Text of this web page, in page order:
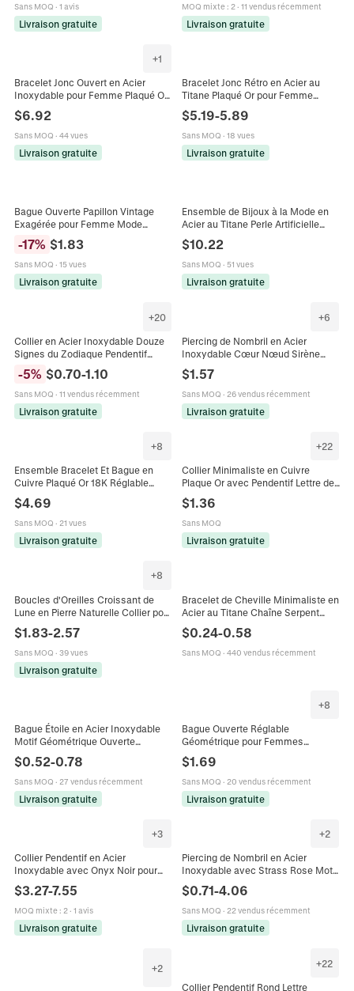
Sans MOQ · 1 avis
Livraison gratuite
MOQ mixte: 2· 11 vendus récemment
Livraison gratuite
+1
Bracelet Jonc Ouvert en Acier
Inoxydable pour Femme Plaqué Or
Cœur Zirconia Fleur de Rose
Gaufré Bijoux Romantiques
Cadeau
$6.92
Sans MOQ · 44 vues
Livraison gratuite
Bracelet Jonc Rétro en Acier au
Titane Plaqué Or pour Femme
Incrusté de Pierre Naturelle Agate
Rouge Turquoise Design
Géométrique Creux Bijoux
$5.19-5.89
Sans MOQ · 18 vues
Livraison gratuite
Bague Ouverte Papillon Vintage
Exagérée pour Femme Mode
Plaqué Or Cuivre Strass Coloré
Incrusté Bague Réglable
-17% $1.83
Sans MOQ · 15 vues
Livraison gratuite
Ensemble de Bijoux à la Mode en
Acier au Titane Perle Artificielle
Cœur Arbre de Vie Collier Bracelet
Boucles d'Oreilles Bague pour
Femme
$10.22
Sans MOQ · 51 vues
Livraison gratuite
+20
Collier en Acier Inoxydable Douze
Signes du Zodiaque Pendentif
Lettre Vieil Anglais Gothique pour
Hommes Femmes Bijoux
-5% $0.70-1.10
Sans MOQ · 11 vendus récemment
Livraison gratuite
+6
Piercing de Nombril en Acier
Inoxydable Cœur Nœud Sirène
Soleil Lune Étoile Strass Bijoux de
Corps pour Femmes
$1.57
Sans MOQ · 26 vendus récemment
Livraison gratuite
+8
Ensemble Bracelet Et Bague en
Cuivre Plaqué Or 18K Réglable
Avec Zirconia Cœur pour Femme
Ensemble de Bijoux de Mode
Strass
$4.69
Sans MOQ · 21 vues
Livraison gratuite
+22
Collier Minimaliste en Cuivre
Plaque Or avec Pendentif Lettre de
l'Alphabet pour Femmes et
Hommes Chaîne à Billes Tendance
Bijoux de Mode Cadeau
$1.36
Sans MOQ
Livraison gratuite
+8
Boucles d'Oreilles Croissant de
Lune en Pierre Naturelle Collier pour
Électroplaqué Bijoux
$1.83-2.57
Sans MOQ · 39 vues
Livraison gratuite
Bracelet de Cheville Minimaliste en
Acier au Titane Chaîne Serpent
Plate Épi de Blé Luxe Pendentif
Coeur
$0.24-0.58
Sans MOQ · 440 vendus récemment
Bague Étoile en Acier Inoxydable
Motif Géométrique Ouverte
Réglable Bague pour Hommes
Femmes Bijoux de Mode
Minimaliste Cadeau
$0.52-0.78
Sans MOQ · 27 vendus récemment
Livraison gratuite
+8
Bague Ouverte Réglable
Géométrique pour Femmes
Hommes en Acier Inoxydable Doré
Titane Bague de Mode Minimaliste
$1.69
Sans MOQ · 20 vendus récemment
Livraison gratuite
+3
Collier Pendentif en Acier
Inoxydable avec Onyx Noir pour
Femme Charm Étoile Géométrique
Rétro Bijou Incrusté de Pierre
Naturelle
$3.27-7.55
MOQ mixte: 2· 1 avis
Livraison gratuite
+2
Piercing de Nombril en Acier
Inoxydable avec Strass Rose Motif
Coeur Papillon Incrusté Bijoux pour
Femmes Accessoire Hip Hop
$0.71-4.06
Sans MOQ · 22 vendus récemment
Livraison gratuite
+2 +22
Collier Pendentif Rond Lettre